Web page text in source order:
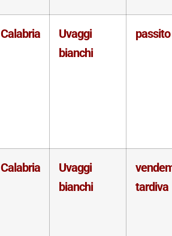
Calabria
Uvaggi
bianchi
passito
Calabria
Uvaggi
bianchi
tardiva